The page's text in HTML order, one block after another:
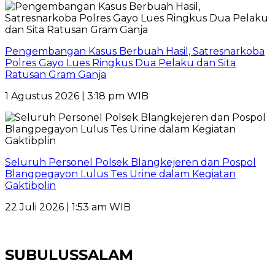
Pengembangan Kasus Berbuah Hasil, Satresnarkoba
Polres Gayo Lues Ringkus Dua Pelaku dan Sita
Ratusan Gram Ganja
1 Agustus 2026 | 3:18 pm WIB
Seluruh Personel Polsek Blangkejeren dan Pospol
Blangpegayon Lulus Tes Urine dalam Kegiatan
Gaktibplin
22 Juli 2026 | 1:53 am WIB
SUBULUSSALAM